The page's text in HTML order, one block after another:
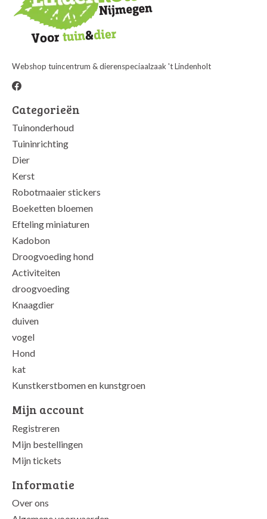
Webshop tuincentrum & dierenspeciaalzaak 't Lindenholt
Categorieën
Tuinonderhoud
Tuininrichting
Dier
Kerst
Robotmaaier stickers
Boeketten bloemen
Efteling miniaturen
Kadobon
Droogvoeding hond
Activiteiten
droogvoeding
Knaagdier
duiven
vogel
Hond
kat
Kunstkerstbomen en kunstgroen
Mijn account
Registreren
Mijn bestellingen
Mijn tickets
Informatie
Over ons